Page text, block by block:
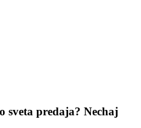
sveta predaja? Nechaj